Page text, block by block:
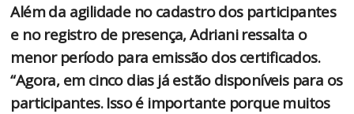
Além da agilidade no cadastro dos participantes
e no registro de presença, Adriani ressalta o
menor período para emissão dos certificados.
“Agora, em cinco dias já estão disponíveis para os
participantes. Isso é importante porque muitos